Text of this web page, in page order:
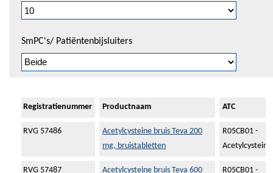
SmPC's/ Patiëntenbijsluiters
Registratienummer Productnaam ATC
RVG 57486
Acetylcysteine bruis Teva 200
mg, bruistabletten
R05CB01 -
Acetylcysteine
RVG 57487
Acetylcysteine bruis Teva 600
R05CB01 -